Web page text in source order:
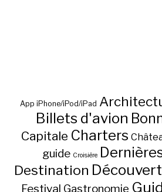
App iPhone/iPod/iPad
Billets d'avion
Capitale Charters
guide Croisière
Destination
Festival Gastronomie